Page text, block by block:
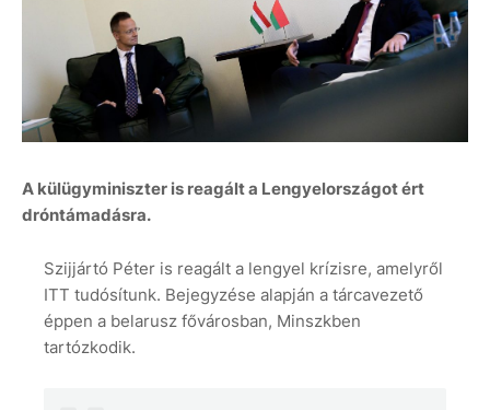
A külügyminiszter is reagált a Lengyelországot ért
dróntámadásra.
Szijjártó Péter is reagált a lengyel krízisre, amelyről
ITT tudósítunk. Bejegyzése alapján a tárcavezető
éppen a belarusz fővárosban, Minszkben
tartózkodik.